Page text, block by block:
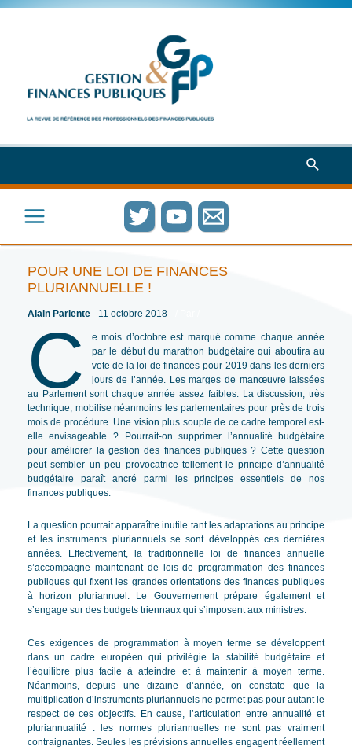
Aller
Main
POUR UNE LOI DE FINANCES
PLURIANNUELLE !
Alain Pariente 11 octobre 2018
C
e mois d’octobre est marqué comme chaque année
par le début du marathon budgétaire qui aboutira au
vote de la loi de finances pour 2019 dans les derniers
jours de l’année. Les marges de manœuvre laissées
au Parlement sont chaque année assez faibles. La discussion, très
technique, mobilise néanmoins les parlementaires pour près de trois
mois de procédure. Une vision plus souple de ce cadre temporel est-
elle envisageable ? Pourrait-on supprimer l’annualité budgétaire
pour améliorer la gestion des finances publiques ? Cette question
peut sembler un peu provocatrice tellement le principe d’annualité
budgétaire paraît ancré parmi les principes essentiels de nos
finances publiques.
La question pourrait apparaître inutile tant les adaptations au principe
et les instruments pluriannuels se sont développés ces dernières
années. Effectivement, la traditionnelle loi de finances annuelle
s’accompagne maintenant de lois de programmation des finances
publiques qui fixent les grandes orientations des finances publiques
à horizon pluriannuel. Le Gouvernement prépare également et
s’engage sur des budgets triennaux qui s’imposent aux ministres.
Ces exigences de programmation à moyen terme se développent
dans un cadre européen qui privilégie la stabilité budgétaire et
l’équilibre plus facile à atteindre et à maintenir à moyen terme.
Néanmoins, depuis une dizaine d’année, on constate que la
multiplication d’instruments pluriannuels ne permet pas pour autant le
respect de ces objectifs. En cause, l’articulation entre annualité et
pluriannualité : les normes pluriannuelles ne sont pas vraiment
contraignantes. Seules les prévisions annuelles engagent réellement